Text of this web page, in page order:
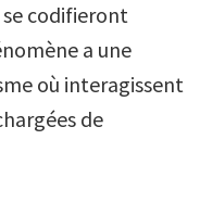
codifieront
a une
où interagissent
de